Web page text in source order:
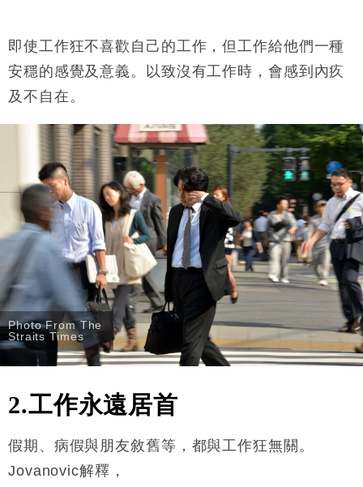
即使工作狂不喜歡自己的工作，但工作給他們一種
安穩的感覺及意義。以致沒有工作時，會感到內疚
及不自在。
Photo From The
Straits Times
2.工作永遠居首
假期、病假與朋友敘舊等，都與工作狂無關。
Jovanovic解釋，